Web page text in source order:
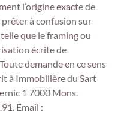
l’origine exacte de
à confusion sur
que le framing ou
écrite de
demande en ce sens
à Immobilière du Sart
1 7000 Mons.
Email :